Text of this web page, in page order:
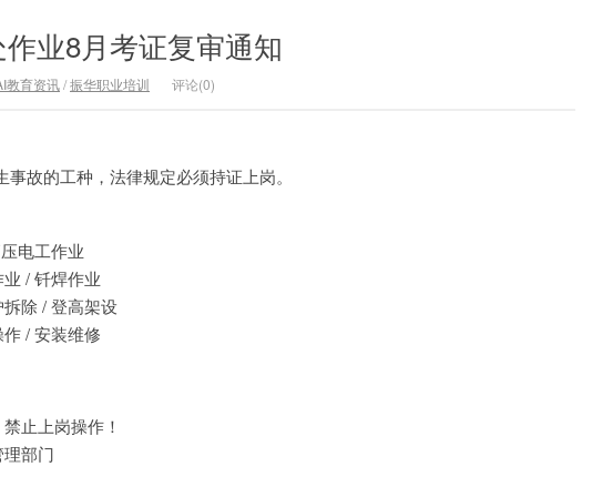
业8月考证复审通知
教育资讯/振华职业培训 评论(0)
故的工种，法律规定必须持证上岗。
电工作业
/ 钎焊作业
除 / 登高架设
/ 安装维修
止上岗操作！
部门